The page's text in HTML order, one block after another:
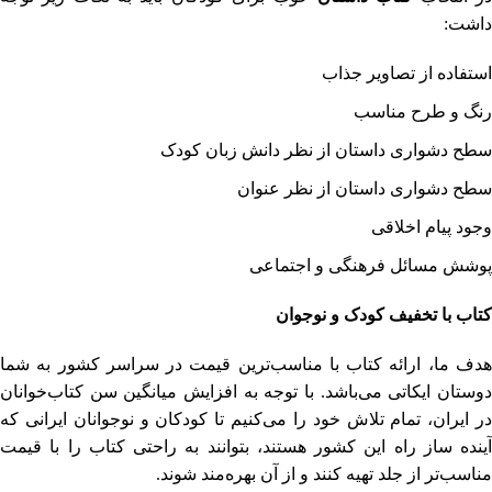
داشت:
استفاده از تصاویر جذاب
رنگ و طرح مناسب
سطح دشواری داستان از نظر دانش زبان کودک
سطح دشواری داستان از نظر عنوان
وجود پیام اخلاقی
پوشش مسائل فرهنگی و اجتماعی
کتاب با تخفیف کودک و نوجوان
هدف ما، ارائه کتاب با مناسب‌ترین قیمت در سراسر کشور به شما
دوستان ایکاتی می‌باشد. با توجه به افزایش میانگین سن کتاب‌خوانان
در ایران، تمام تلاش خود را می‌کنیم تا کودکان و نوجوانان ایرانی که
آینده ساز راه این کشور هستند، بتوانند به راحتی کتاب را با قیمت
مناسب‌تر از جلد تهیه کنند و از آن بهره‌مند شوند.